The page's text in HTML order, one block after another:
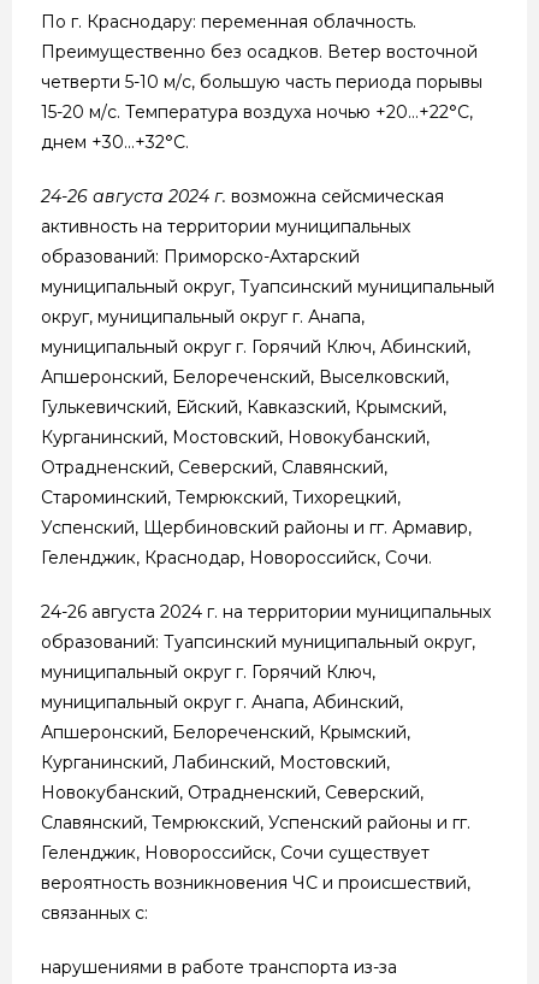
По г. Краснодару: переменная облачность.
Преимущественно без осадков. Ветер восточной
четверти 5-10 м/с, большую часть периода порывы
15-20 м/с. Температура воздуха ночью +20…+22°С,
днем +30…+32°С.
24-26 августа2024 г. возможна сейсмическая
активность на территории муниципальных
образований: Приморско-Ахтарский
муниципальный округ, Туапсинский муниципальный
округ, муниципальный округ г. Анапа,
муниципальный округ г. Горячий Ключ, Абинский,
Апшеронский, Белореченский, Выселковский,
Гулькевичский, Ейский, Кавказский, Крымский,
Курганинский, Мостовский, Новокубанский,
Отрадненский, Северский, Славянский,
Староминский, Темрюкский, Тихорецкий,
Успенский, Щербиновский районы и гг. Армавир,
Геленджик, Краснодар, Новороссийск, Сочи.
24-26 августа 2024 г. на территории муниципальных
образований: Туапсинский муниципальный округ,
муниципальный округ г. Горячий Ключ,
муниципальный округ г. Анапа, Абинский,
Апшеронский, Белореченский, Крымский,
Курганинский, Лабинский, Мостовский,
Новокубанский, Отрадненский, Северский,
Славянский, Темрюкский, Успенский районы и гг.
Геленджик, Новороссийск, Сочи существует
вероятность возникновения ЧС и происшествий,
связанных с:
нарушениями в работе транспорта из-за